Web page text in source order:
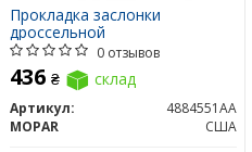
Прокладка заслонки
дроссельной
0 отзывов
436 ₴ склад
Артикул:
4884551AA
MOPAR
США